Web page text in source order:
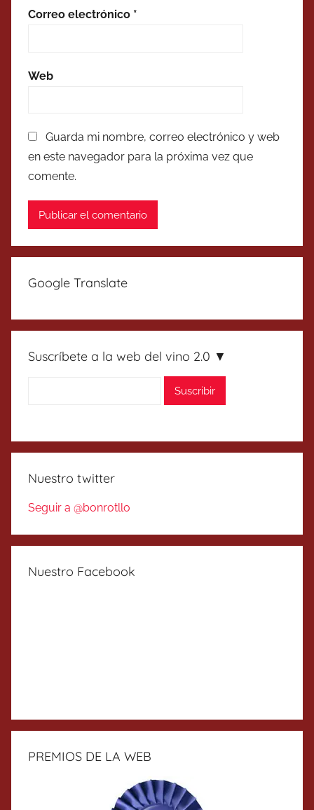
Correo electrónico *
Web
Guarda mi nombre, correo electrónico y web
en este navegador para la próxima vez que
comente.
Google Translate
Suscríbete a la web del vino 2.0 ▼
Nuestro twitter
Seguir a @bonrotllo
Nuestro Facebook
PREMIOS DE LA WEB